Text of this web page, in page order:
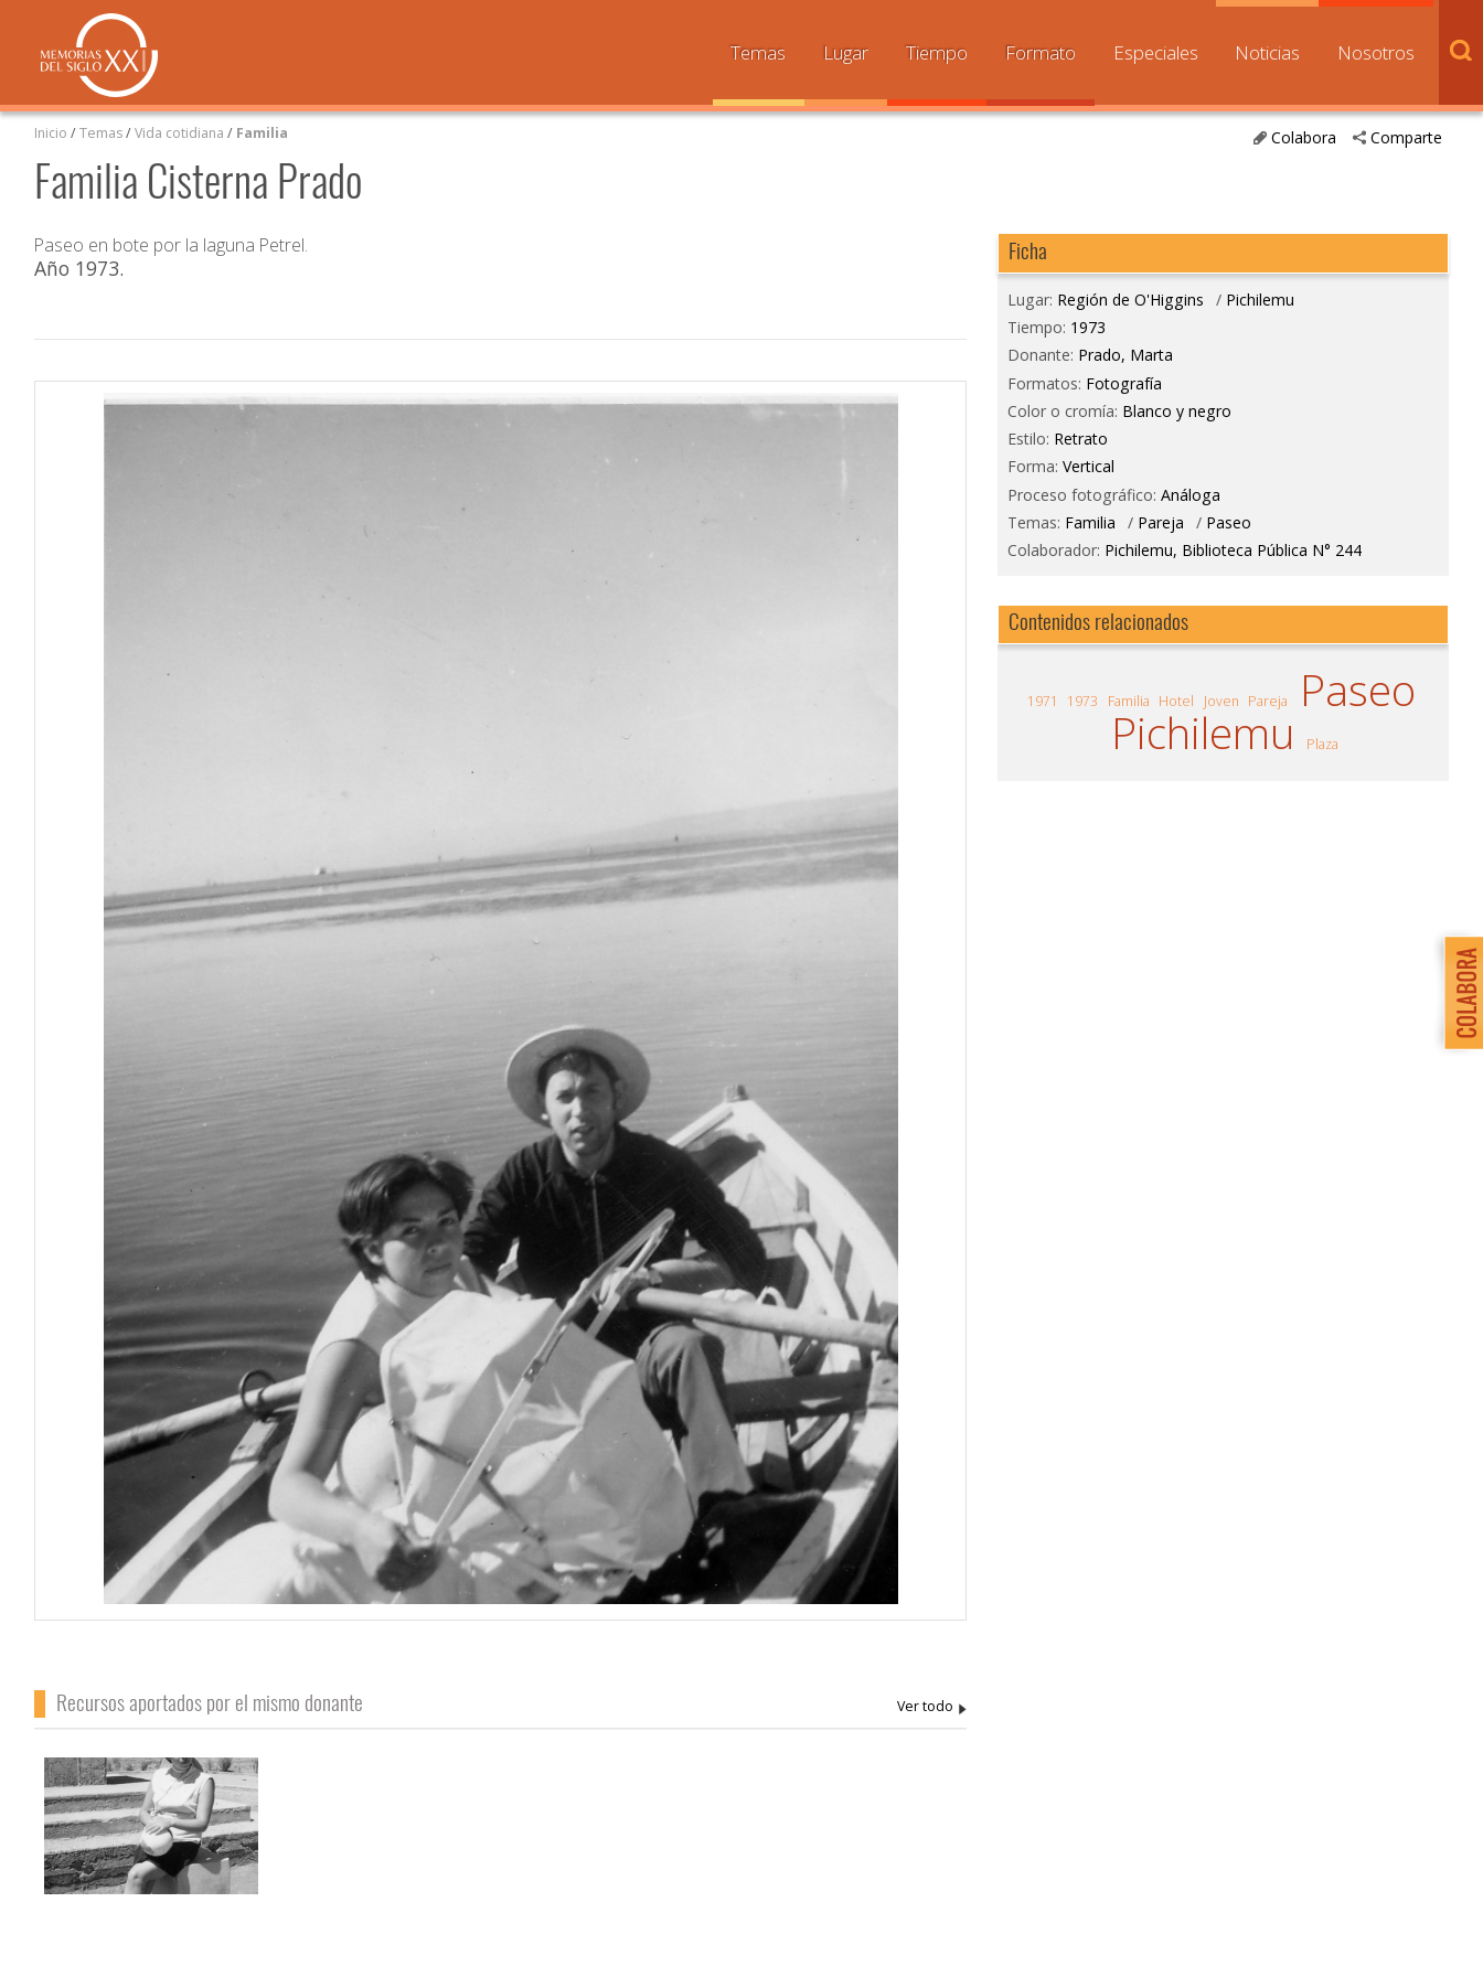
Temas Lugar Tiempo Formato Especiales Noticias Nosotros
Comparte
Colabora
Inicio /Temas/Vida cotidiana/ Familia
Familia Cisterna Prado
Paseo en bote por la laguna Petrel.
Año 1973.
Recursos aportados por el mismo donante
Ficha
Lugar: Región de O'Higgins / Pichilemu
Tiempo: 1973
Donante: Prado, Marta
Formatos: Fotografía
Color o cromía: Blanco y negro
Estilo: Retrato
Forma: Vertical
Proceso fotográfico: Análoga
Temas: Familia / Pareja / Paseo
Colaborador: Pichilemu, Biblioteca Pública N° 244
Contenidos relacionados
1971 1973 Familia Hotel Joven Pareja Paseo
Pichilemu Plaza